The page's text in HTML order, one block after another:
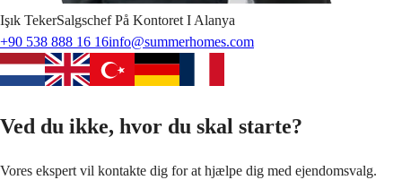
Işık TekerSalgschef På Kontoret I Alanya
+90 538 888 16 16info@summerhomes.com
Ved du ikke, hvor du skal starte?
Vores ekspert vil kontakte dig for at hjælpe dig med ejendomsvalg.